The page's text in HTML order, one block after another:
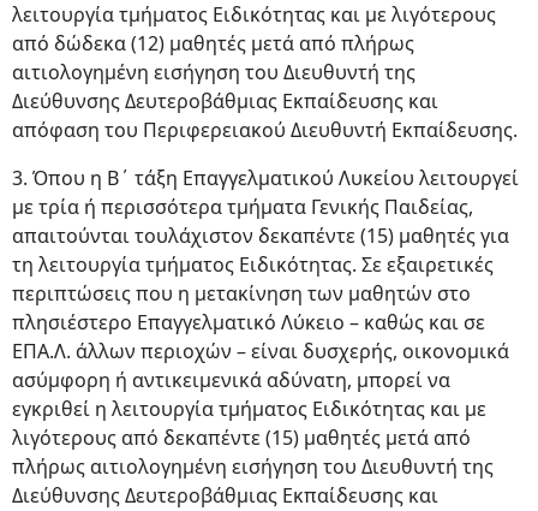
λειτουργία τμήματος Ειδικότητας και με λιγότερους
από δώδεκα (12) μαθητές μετά από πλήρως
αιτιολογημένη εισήγηση του Διευθυντή της
Διεύθυνσης Δευτεροβάθμιας Εκπαίδευσης και
απόφαση του Περιφερειακού Διευθυντή Εκπαίδευσης.
3. Όπου η Β΄ τάξη Επαγγελματικού Λυκείου λειτουργεί
με τρία ή περισσότερα τμήματα Γενικής Παιδείας,
απαιτούνται τουλάχιστον δεκαπέντε (15) μαθητές για
τη λειτουργία τμήματος Ειδικότητας. Σε εξαιρετικές
περιπτώσεις που η μετακίνηση των μαθητών στο
πλησιέστερο Επαγγελματικό Λύκειο – καθώς και σε
ΕΠΑ.Λ. άλλων περιοχών – είναι δυσχερής, οικονομικά
ασύμφορη ή αντικειμενικά αδύνατη, μπορεί να
εγκριθεί η λειτουργία τμήματος Ειδικότητας και με
λιγότερους από δεκαπέντε (15) μαθητές μετά από
πλήρως αιτιολογημένη εισήγηση του Διευθυντή της
Διεύθυνσης Δευτεροβάθμιας Εκπαίδευσης και